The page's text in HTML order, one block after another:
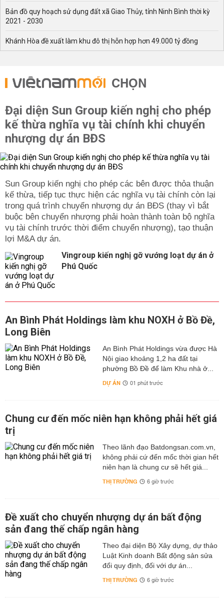
- Hình ảnh mô tả các tuyến đường sẽ mở theo quy
hoạch.
- Bản đồ quy hoạch xây dựng đến năm 2030, tầm nhìn
đến năm 2050.
điểm cuối, điểm giao cắt, các tuyến đường được mở
rộng sẽ đi qua các dự án nào,...
Hiện nay, trên địa bàn huyện Bến Lức đã và đang có các
dự án triển khai. Điều này sẽ góp phần từng bước đầu tư
xây dựng hoàn chỉnh hệ thống giao thông, hạ tầng kỹ
thuật để thúc đẩy lưu thông, kết nối giao thông của người
dân với các khu vực lân cận; nâng cao hiệu quả thoát
nước, chống ngập úng, cải thiện mỹ quan môi trường đô
thị; cải thiện công tác thu gom rác thải và năng lực vận
chuyển, tránh ô nhiễm môi trường.
Giao thông hạ tầng theo như bản quy hoạch, Bến Lức
chiếm rất nhiều ưu thế, thuận lợi cả về giao thông đường
thủy và đường bộ. Thuận lợi phát triển kinh tế, quốc
phòng-an ninh khi có quốc lộ N2 chạy qua.
Song song với đó là tuyến cao tốc Bến Lức - Long Thành
hiện cũng đang trong thời gian công trình hoàn thiện, dự
kiến sau khi hoàn thành cao tốc này sẽ đóng vai trò quan
tỉnh Long An. Góp phần giảm áp lực, ùn tắc, các sự cố
tai nạn giao thông trên hai tuyến là quốc lộ 1A và quốc lộ
51.
Những tuyến đường sẽ mở ở huyện Bến Lức
Theo bản đồ quy hoạch thuộc địa bàn huyện Bến Lức,
tỉnh Long An, trong tương lai sẽ có thêm nhiều tuyến
đường mới sẽ được mở giúp việc di chuyển của người
dân trong khu vực được thuận lợi hơn.
Bến Lức đáng chú ý nhất hiện nay là đường nối ĐT 824
với đường cao tốc TP HCM - Trung Lương.
Trên đây là những thông tin mới nhất về các tuyến
đường sẽ mở ở huyện Bến Lức, tỉnh Long An, hy vọng
sẽ giúp bạn đọc biết được chính xác các đoạn đường,
tuyến đường, tuyến quốc lộ sẽ mở trong tương lai ở các
xã, thị trấn trên địa bàn huyện Bến Lức.
Bản đồ quy hoạch sử dụng đất xã Giao Thủy, tỉnh Ninh Bình thời kỳ
2021 - 2030
Khánh Hòa đề xuất làm khu đô thị hỗn hợp hơn 49.000 tỷ đồng
CHỌN
Đại diện Sun Group kiến nghị cho phép
kế thừa nghĩa vụ tài chính khi chuyển
nhượng dự án BĐS
Sun Group kiến nghị cho phép các bên được thỏa thuận
kế thừa, tiếp tục thực hiện các nghĩa vụ tài chính còn lại
trong quá trình chuyển nhượng dự án BĐS (thay vì bắt
buộc bên chuyển nhượng phải hoàn thành toàn bộ nghĩa
vụ tài chính trước thời điểm chuyển nhượng), tạo thuận
lợi M&A dự án.
Vingroup kiến nghị gỡ vướng loạt dự án ở
Phú Quốc
An Bình Phát Holdings làm khu NOXH ở Bồ Đề,
Long Biên
An Bình Phát Holdings vừa được Hà
Nội giao khoảng 1,2 ha đất tại
phường Bồ Đề để làm Khu nhà ở...
DỰ ÁN 01 phút trước
Chung cư đến mốc niên hạn không phải hết giá
trị
Theo lãnh đạo Batdongsan.com.vn,
không phải cứ đến mốc thời gian hết
niên hạn là chung cư sẽ hết giá...
THỊ TRƯỜNG 6 giờ trước
Đề xuất cho chuyển nhượng dự án bất động
sản đang thế chấp ngân hàng
Theo đại diện Bộ Xây dựng, dự thảo
Luật Kinh doanh Bất động sản sửa
đổi quy định, đối với dự án...
THỊ TRƯỜNG 6 giờ trước